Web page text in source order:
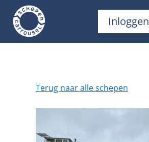
Inloggen
Terug naar alle schepen